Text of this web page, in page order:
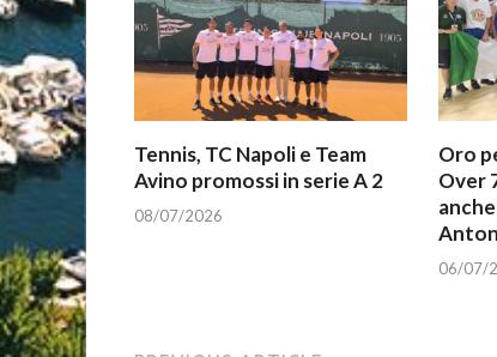
Tennis, TC Napoli e Team
Avino promossi in serie A 2
08/07/2026
Oro
Over
06/07/